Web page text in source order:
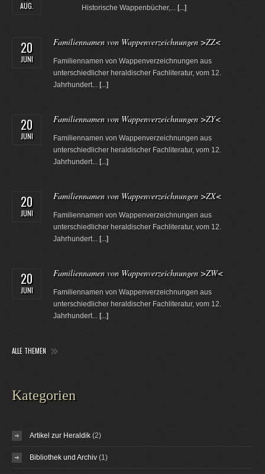
AUG. Historische Wappenbücher,... [...]
20
JUNI
Familiennamen von Wappenverzeichnungen >ZZ<
Familiennamen von Wappenverzeichnungen aus
unterschiedlicher heraldischer Fachliteratur, vom 12.
Jahrhundert... [...]
20
JUNI
Familiennamen von Wappenverzeichnungen >ZY<
Familiennamen von Wappenverzeichnungen aus
unterschiedlicher heraldischer Fachliteratur, vom 12.
Jahrhundert... [...]
20
JUNI
Familiennamen von Wappenverzeichnungen >ZX<
Familiennamen von Wappenverzeichnungen aus
unterschiedlicher heraldischer Fachliteratur, vom 12.
Jahrhundert... [...]
20
JUNI
Familiennamen von Wappenverzeichnungen >ZW<
Familiennamen von Wappenverzeichnungen aus
unterschiedlicher heraldischer Fachliteratur, vom 12.
Jahrhundert... [...]
ALLE THEMEN
Kategorien
Artikel zur Heraldik (2)
Bibliothek und Archiv (1)